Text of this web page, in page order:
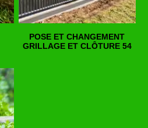
POSE ET CHANGEMENT
GRILLAGE ET CLÔTURE 54